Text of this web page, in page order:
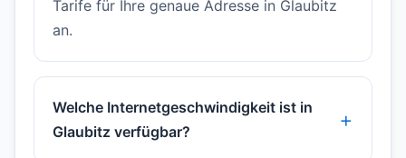
Tarife für Ihre genaue Adresse in Glaubitz
an.
Welche Internetgeschwindigkeit ist in
Glaubitz verfügbar?